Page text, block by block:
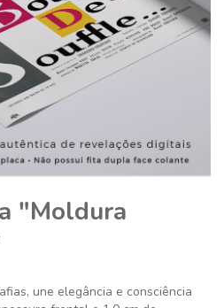
"Moldura
une elegância e consciência